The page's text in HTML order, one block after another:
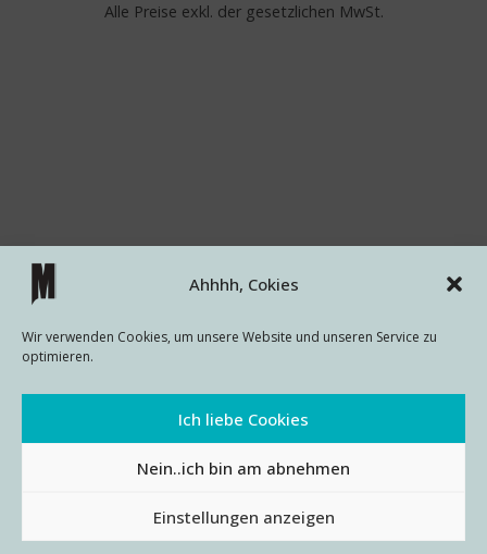
Ahhhh, Cokies
Wir verwenden Cookies, um unsere Website und unseren Service zu
optimieren.
Ich liebe Cookies
Nein..ich bin am abnehmen
Einstellungen anzeigen
Alle Preise exkl. der gesetzlichen MwSt.